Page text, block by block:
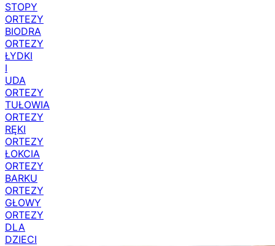
STOPY
ORTEZY
BIODRA
ORTEZY
ŁYDKI
I
UDA
ORTEZY
TUŁOWIA
ORTEZY
RĘKI
ORTEZY
ŁOKCIA
ORTEZY
BARKU
ORTEZY
GŁOWY
ORTEZY
DLA
DZIECI